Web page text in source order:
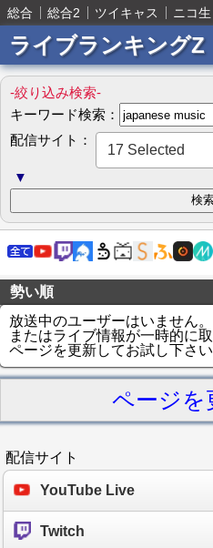
総合 総合2 ツイキャス ニコ生
ライブランキングZ
-絞り込み検索-
キーワード検索：
配信サイト：
17 Selected
▼
勢い順
放送中のユーザーはいません。
またはライブ情報が一時的に
ページを更新してお試し下さい
ページを
配信サイト
YouTube Live
Twitch